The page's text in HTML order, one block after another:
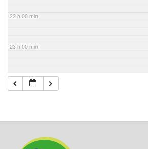
22 h 00 min
23 h 00 min